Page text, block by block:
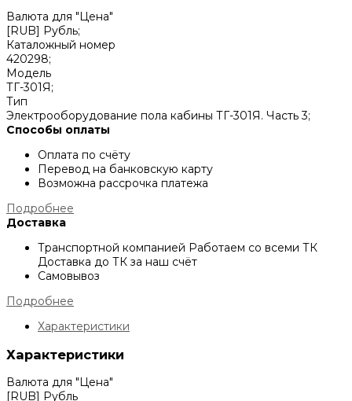
Валюта для "Цена"
[RUB] Рубль;
Каталожный номер
420298;
Модель
ТГ-301Я;
Тип
Электрооборудование пола кабины ТГ-301Я. Часть 3;
Способы оплаты
Оплата по счёту
Перевод на банковскую карту
Возможна рассрочка платежа
Подробнее
Доставка
Транспортной компанией Работаем со всеми ТК
Доставка до ТК за наш счёт
Самовывоз
Подробнее
Характеристики
Характеристики
Валюта для "Цена"
[RUB] Рубль